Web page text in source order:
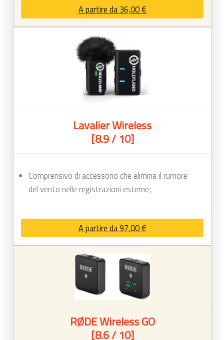
A partire da 36,00 €
Lavalier Wireless
[8.9 / 10]
Comprensivo di accessorio che elimina il rumore
del vento nelle registrazioni esterne;
A partire da 97,00 €
RØDE Wireless GO
[8.6 / 10]